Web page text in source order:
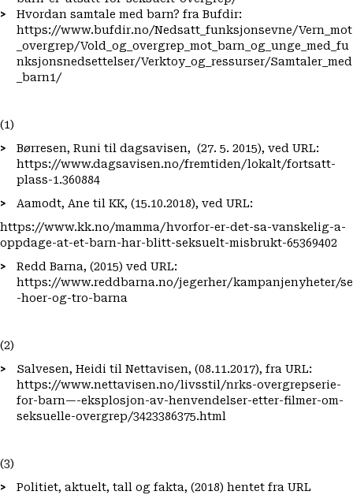
Hvordan samtale med barn? fra Bufdir:
https://www.bufdir.no/Nedsatt_funksjonsevne/Vern_mot
_overgrep/Vold_og_overgrep_mot_barn_og_unge_med_fu
nksjonsnedsettelser/Verktoy_og_ressurser/Samtaler_med
_barn1/
(1)
Børresen, Runi til dagsavisen, (27. 5. 2015), ved URL:
https://www.dagsavisen.no/fremtiden/lokalt/fortsatt-
plass-1.360884
Aamodt, Ane til KK, (15.10.2018), ved URL:
https://www.kk.no/mamma/hvorfor-er-det-sa-vanskelig-a-
oppdage-at-et-barn-har-blitt-seksuelt-misbrukt-65369402
Redd Barna, (2015) ved URL:
https://www.reddbarna.no/jegerher/kampanjenyheter/se
-hoer-og-tro-barna
(2)
Salvesen, Heidi til Nettavisen, (08.11.2017), fra URL:
https://www.nettavisen.no/livsstil/nrks-overgrepserie-
for-barn—-eksplosjon-av-henvendelser-etter-filmer-om-
seksuelle-overgrep/3423386375.html
(3)
Politiet, aktuelt, tall og fakta, (2018) hentet fra URL